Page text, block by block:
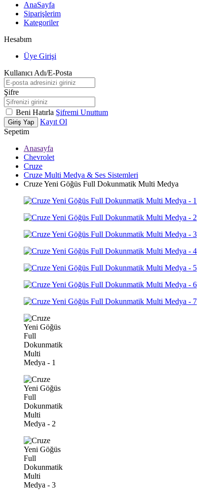
AnaSayfa
Siparişlerim
Kategoriler
Hesabım
Üye Girişi
Kullanıcı Adı/E-Posta
Şifre
Beni Hatırla Şifremi Unuttum
Giriş Yap
Kayıt Ol
Sepetim
Anasayfa
Chevrolet
Cruze
Cruze Multi Medya & Ses Sistemleri
Cruze Yeni Göğüs Full Dokunmatik Multi Medya